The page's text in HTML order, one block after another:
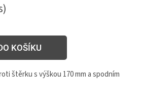
KOŠÍKU
štěrku s výškou 170 mm a spodním